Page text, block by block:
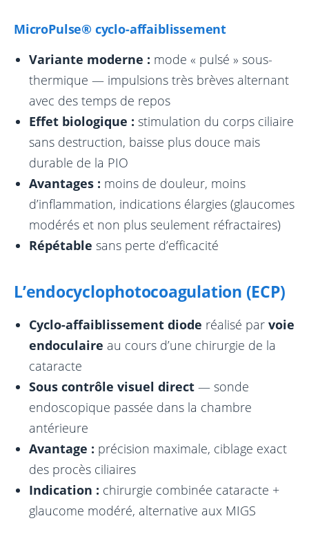
MicroPulse® cyclo-affaiblissement
Variante moderne : mode « pulsé » sous-
thermique — impulsions très brèves alternant
avec des temps de repos
Effet biologique : stimulation du corps ciliaire
sans destruction, baisse plus douce mais
durable de la PIO
Avantages : moins de douleur, moins
d’inflammation, indications élargies (glaucomes
modérés et non plus seulement réfractaires)
Répétable sans perte d’efficacité
L’endocyclophotocoagulation (ECP)
Cyclo-affaiblissement diode réalisé par voie
endoculaire au cours d’une chirurgie de la
cataracte
Sous contrôle visuel direct — sonde
endoscopique passée dans la chambre
antérieure
Avantage : précision maximale, ciblage exact
des procès ciliaires
Indication : chirurgie combinée cataracte +
glaucome modéré, alternative aux MIGS